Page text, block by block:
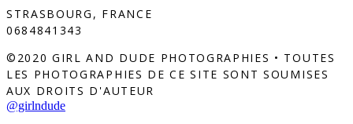
STRASBOURG, FRANCE
0684841343
©2020 GIRL AND DUDE PHOTOGRAPHIES • TOUTES
LES PHOTOGRAPHIES DE CE SITE SONT SOUMISES
AUX DROITS D'AUTEUR
@girlndude